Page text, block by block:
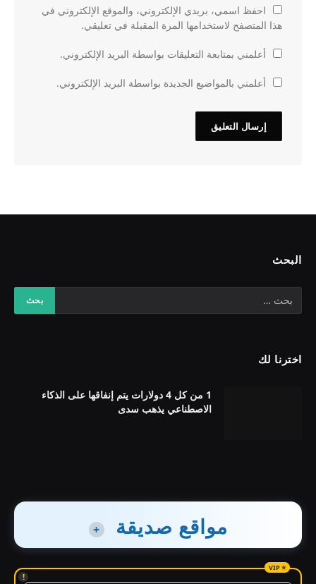
احفظ اسمي، بريدي الإلكتروني، والموقع الإلكتروني في
هذا المتصفح لاستخدامها المرة المقبلة في تعليقي.
أعلمني بمتابعة التعليقات بواسطة البريد الإلكتروني.
أعلمني بالمواضيع الجديدة بواسطة البريد الإلكتروني.
البحث
اخترنا لك
1 من كل 4 دولارات يتم إنفاقها على الذكاء
الاصطناعي يذهب سدى
مواقع صديقة +
!